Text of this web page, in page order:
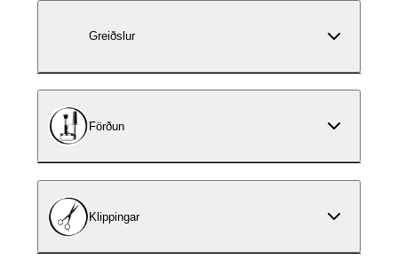
Greiðslur
Förðun
Klippingar